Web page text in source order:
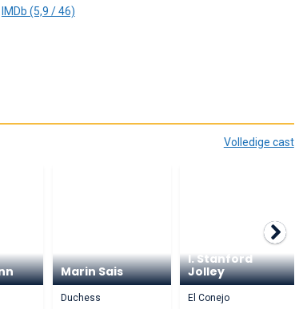
IMDb (5,9 / 46)
Volledige cast
Marin Sais
Duchess
I. Stanford
Jolley
El Conejo